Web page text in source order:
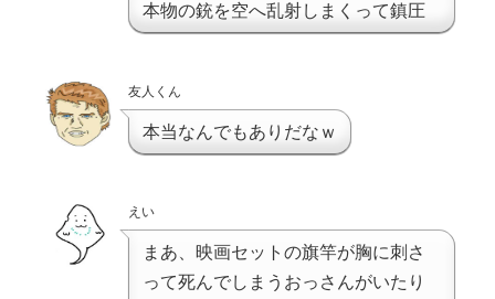
本物の銃を空へ乱射しまくって鎮圧
友人くん
本当なんでもありだなｗ
えい
まあ、映画セットの旗竿が胸に刺さ
って死んでしまうおっさんがいたり